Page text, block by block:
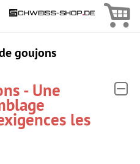
goujons
- Une
les